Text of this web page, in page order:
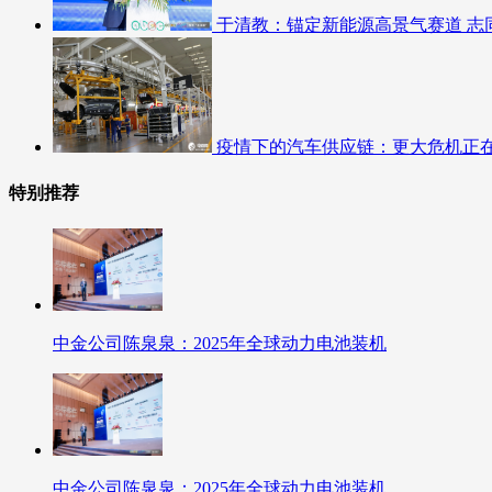
于清教：锚定新能源高景气赛道 志
疫情下的汽车供应链：更大危机正
特别推荐
中金公司陈泉泉：2025年全球动力电池装机